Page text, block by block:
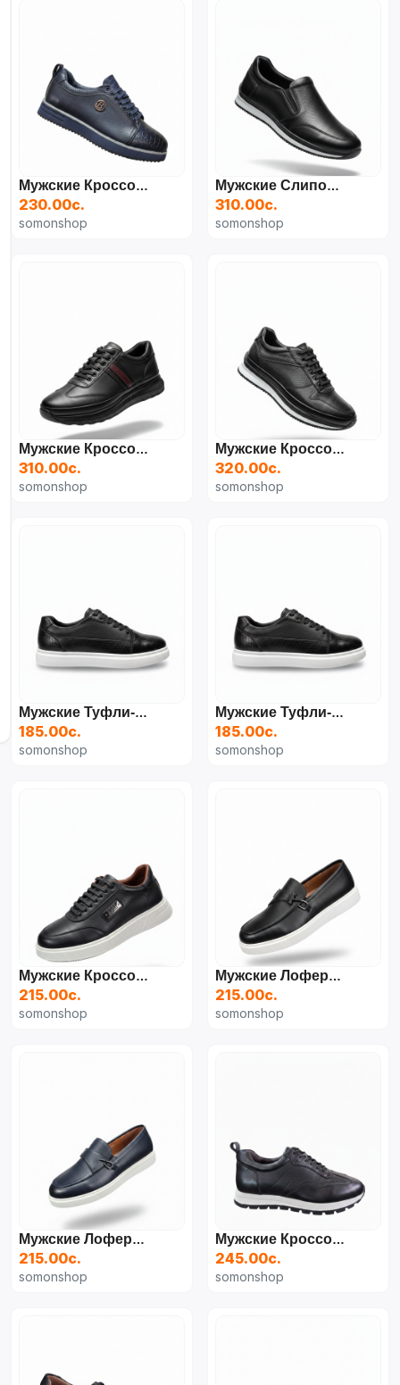
Мужские Кроссовки С Фактурным Верхом
230.00с.
somonshop
Мужские Слипоны Из Текстурированной Кожи Обувь
310.00с.
somonshop
Мужские Кроссовки В Спортивном Стиле
310.00с.
somonshop
Мужские Кроссовки Из Текстурированной Кожи Туфли
320.00с.
somonshop
Мужские Туфли-Кроссовки С Текстурой Рептилии
185.00с.
somonshop
Мужские Туфли-Кроссовки С Текстурой Рептилии
185.00с.
somonshop
Мужские Кроссовки Для Повседневной Носки
215.00с.
somonshop
Мужские Лоферы Из Эко-Кожи
215.00с.
somonshop
Мужские Лоферы Из Эко-Кожи
215.00с.
somonshop
Мужские Кроссовки Повседневного Стиля
245.00с.
somonshop